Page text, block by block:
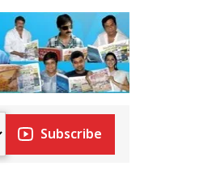
Subscribe